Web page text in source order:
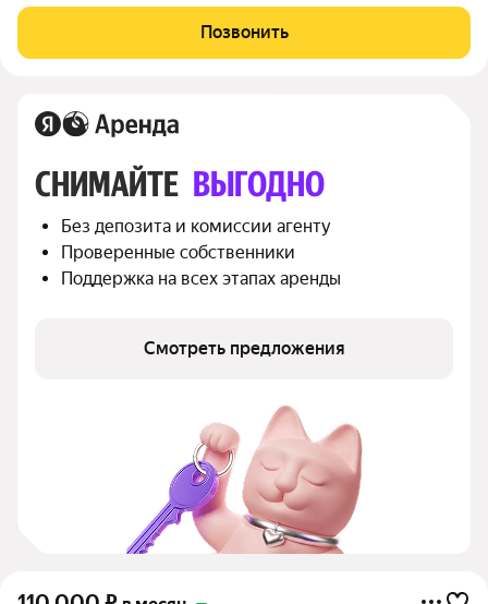
высокими потолками площадью 65 м2, расположенная на
тринадцатом этаже нового арендного
Позвонить
СНИМАЙТЕ ВЫГОДНО
Без депозита и комиссии агенту
Проверенные собственники
Поддержка на всех этапах аренды
Смотреть предложения